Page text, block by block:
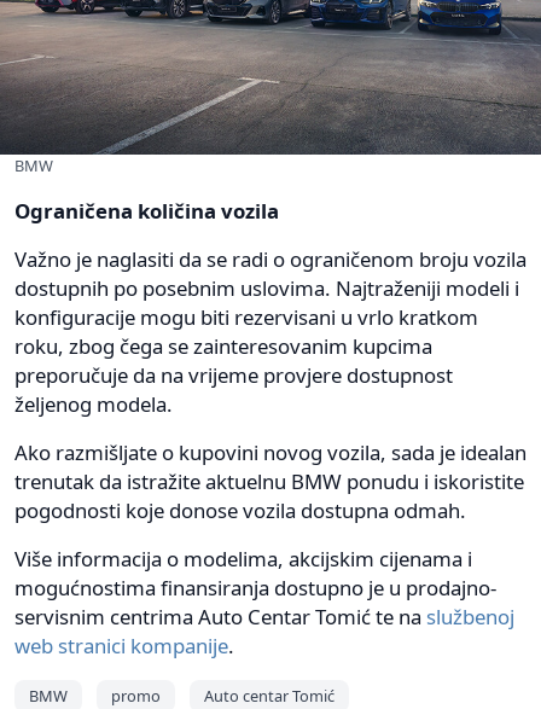
BMW
Ograničena količina vozila
Važno je naglasiti da se radi o ograničenom broju vozila
dostupnih po posebnim uslovima. Najtraženiji modeli i
konfiguracije mogu biti rezervisani u vrlo kratkom
roku, zbog čega se zainteresovanim kupcima
preporučuje da na vrijeme provjere dostupnost
željenog modela.
Ako razmišljate o kupovini novog vozila, sada je idealan
trenutak da istražite aktuelnu BMW ponudu i iskoristite
pogodnosti koje donose vozila dostupna odmah.
Više informacija o modelima, akcijskim cijenama i
mogućnostima finansiranja dostupno je u prodajno-
servisnim centrima Auto Centar Tomić te na službenoj
web stranici kompanije.
BMW promo Auto centar Tomić